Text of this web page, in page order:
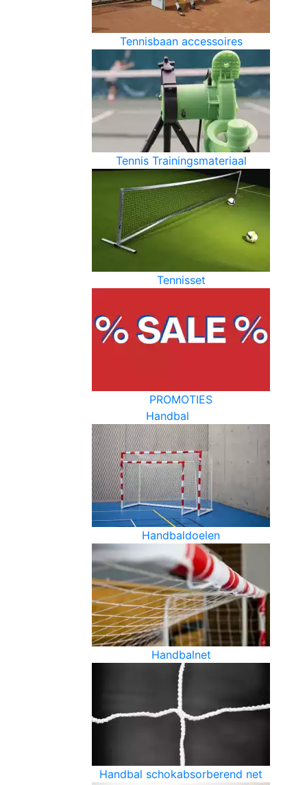
Tennisbaan accessoires
Tennis Trainingsmateriaal
Tennisset
PROMOTIES
Handbal
Handbaldoelen
Handbalnet
Handbal schokabsorberend net